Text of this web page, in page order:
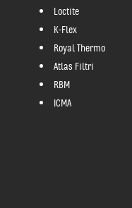
Loctite
K-Flex
Royal Thermo
Atlas Filtri
RBM
ICMA